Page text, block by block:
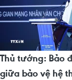
Thủ tướng: Bảo
giữa bảo vệ hệ